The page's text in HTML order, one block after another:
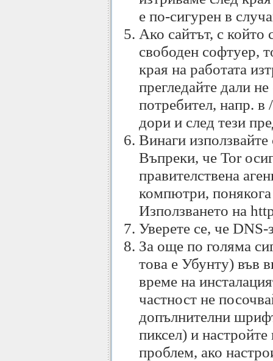
е по-сигурен в
Ако сайтът, с който
свободен софтуер,
края на работата
прегледайте дали
потребител, напр.
дори и след тези
Винаги
Въпреки, че Tor
правителствена
компютри,
Използването на
Уверете се, че DNS-
За още по голяма
това е Убунту) във
време на
частност не
допълнителни
пиксел) и
проблем, ако